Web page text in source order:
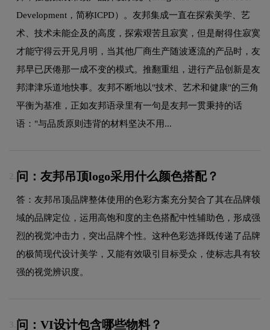
Development，简称ICPD）。友邦集成一直在探索美学、艺
术、技术未能企及的高度，探索艰苦且寂寞，但是耐得住寂寞
才能守得云开见月明，当其他厂商生产随波逐流的产品时，友
邦早已厌倦那一成不变的模式。推翻重组，进行产品创新是友
邦津津乐道地快事。友邦不断地以"技术、艺术和健康"的三角
平衡为基准，正如友邦语录里有一句是友邦一贯秉持的话
语："与品质原则违背的材料坚决不用...
2. 问：友邦吊顶logo采用什么颜色搭配？
答：友邦吊顶品牌整体使用的色彩方案充分契合了其在品牌领
域的品牌定位，运用高饱和度的主色搭配中性辅助色，形成强
烈的视觉冲击力，突出品牌个性。这种色彩选择既传递了品牌
的极简现代设计美学，又能有效吸引目标受众，使标志具有较
强的视觉辨识度。
3. 问：VI设计包含哪些物料？